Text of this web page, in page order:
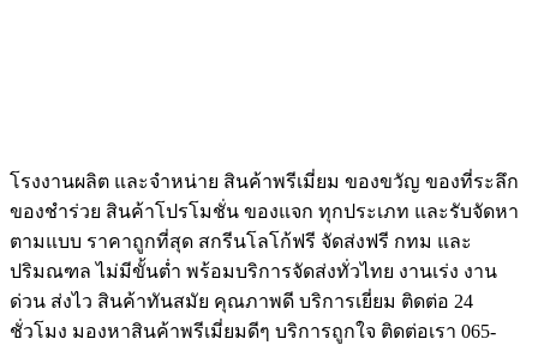
โรงงานผลิต และจำหน่าย สินค้าพรีเมี่ยม ของขวัญ ของที่ระลึก
ของชำร่วย สินค้าโปรโมชั่น ของแจก ทุกประเภท และรับจัดหา
ตามแบบ ราคาถูกที่สุด สกรีนโลโก้ฟรี จัดส่งฟรี กทม และ
ปริมณฑล ไม่มีขั้นต่ำ พร้อมบริการจัดส่งทั่วไทย งานเร่ง งาน
ด่วน ส่งไว สินค้าทันสมัย คุณภาพดี บริการเยี่ยม ติดต่อ 24
ชั่วโมง มองหาสินค้าพรีเมี่ยมดีๆ บริการถูกใจ ติดต่อเรา 065-